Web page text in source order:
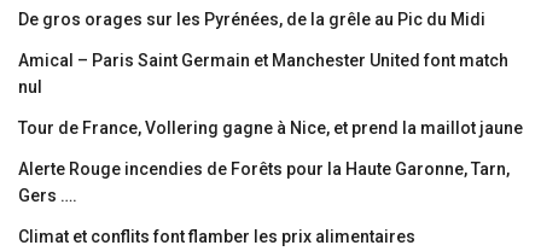
De gros orages sur les Pyrénées, de la grêle au Pic du Midi
Amical – Paris Saint Germain et Manchester United font match
nul
Tour de France, Vollering gagne à Nice, et prend la maillot jaune
Alerte Rouge incendies de Forêts pour la Haute Garonne, Tarn,
Gers ….
Climat et conflits font flamber les prix alimentaires